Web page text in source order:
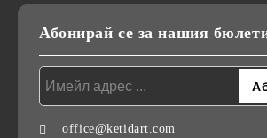
Абонирай се за нашия
office@ketidart.com